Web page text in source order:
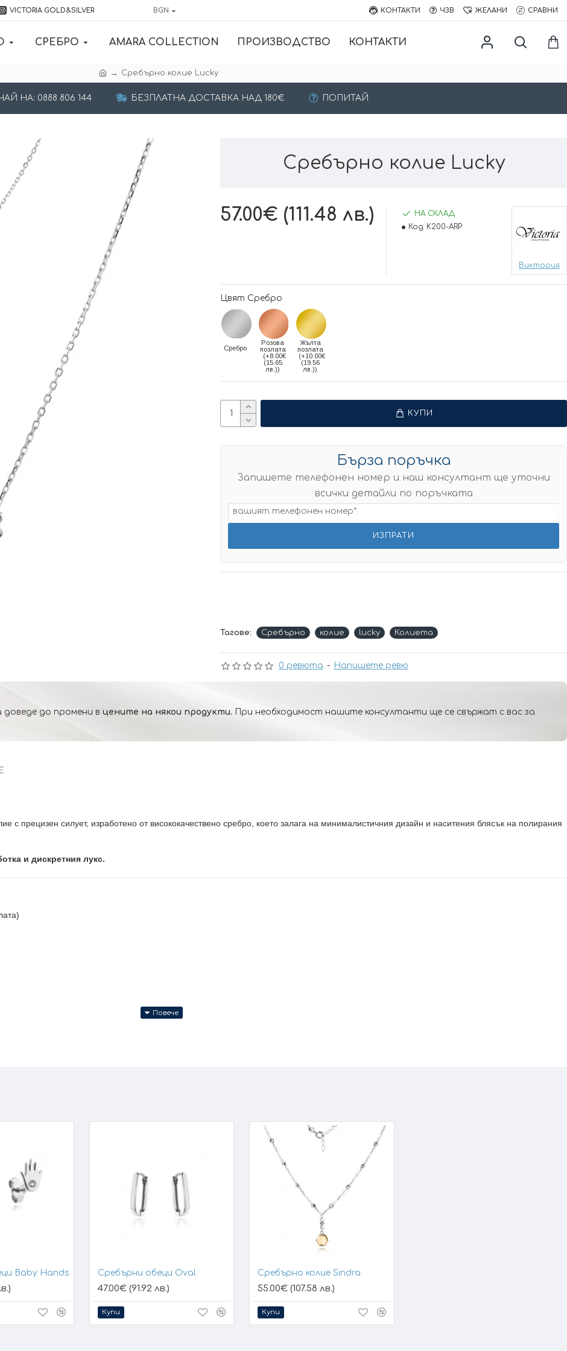
VICTORIA GOLD&SILVER BGN КОНТАКТИ ЧЗВ ЖЕЛАНИ СРАВНИ
СРЕБРО AMARA COLLECTION ПРОИЗВОДСТВО КОНТАКТИ
Сребърно колие Lucky
НА: 0888 806 144 БЕЗПЛАТНА ДОСТАВКА НАД 180€ ПОПИТАЙ
Сребърно колие Lucky
0 ревюта - Напишете ревю
57.00€ (111.48 лв.)
НА СКЛАД
Код: K200-ARP
Виктория
Цвят Сребро
Сребро
Розова
позлата
(+8.00€
(15.65
лв.))
Жълта
позлата
(+10.00€
(19.56
лв.))
КУПИ
Бърза поръчка
Запишете телефонен номер и наш консултант ще уточни
всички детайли по поръчката
Тагове: Сребърно колие lucky Колиета
доведе до промени в цените на някои продукти. При необходимост нашите консултанти ще се свържат с вас за
с прецизен силует, изработено от висококачествено сребро, което залага на минималистичния дизайн и наситения блясък на полирания
и дискретния лукс.
Baby Hands Сребърни обеци Oval
47.00€ (91.92 лв.)
Купи
Сребърно колие Sindra
55.00€ (107.58 лв.)
Купи